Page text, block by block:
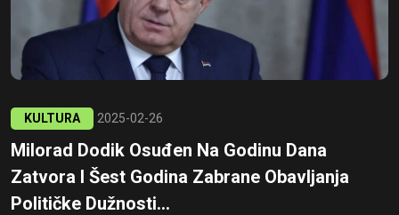
KULTURA 2025-02-26
Milorad Dodik Osuđen Na Godinu Dana
Zatvora I Šest Godina Zabrane Obavljanja
Političke Dužnosti...